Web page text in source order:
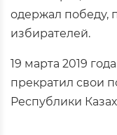
одержал победу,
избирателей.
19 марта 2019
прекратил свои
Республики